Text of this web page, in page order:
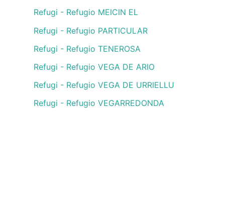
Refugi - Refugio MEICIN EL
Refugi - Refugio PARTICULAR
Refugi - Refugio TENEROSA
Refugi - Refugio VEGA DE ARIO
Refugi - Refugio VEGA DE URRIELLU
Refugi - Refugio VEGARREDONDA